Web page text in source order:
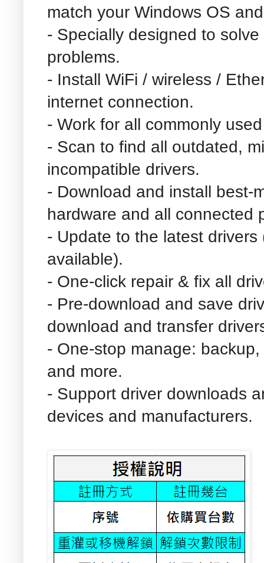
match your Windows OS
- Specially designed to
problems.
- Install WiFi / wireless /
internet connection.
- Work for all commonly
- Scan to find all outdated,
incompatible drivers.
- Download and install best-
hardware and all connected
- Update to the latest
available).
- One-click repair & fix all
- Pre-download and save
download and transfer
- One-stop manage:
and more.
- Support driver downloads
devices and manufacturers.